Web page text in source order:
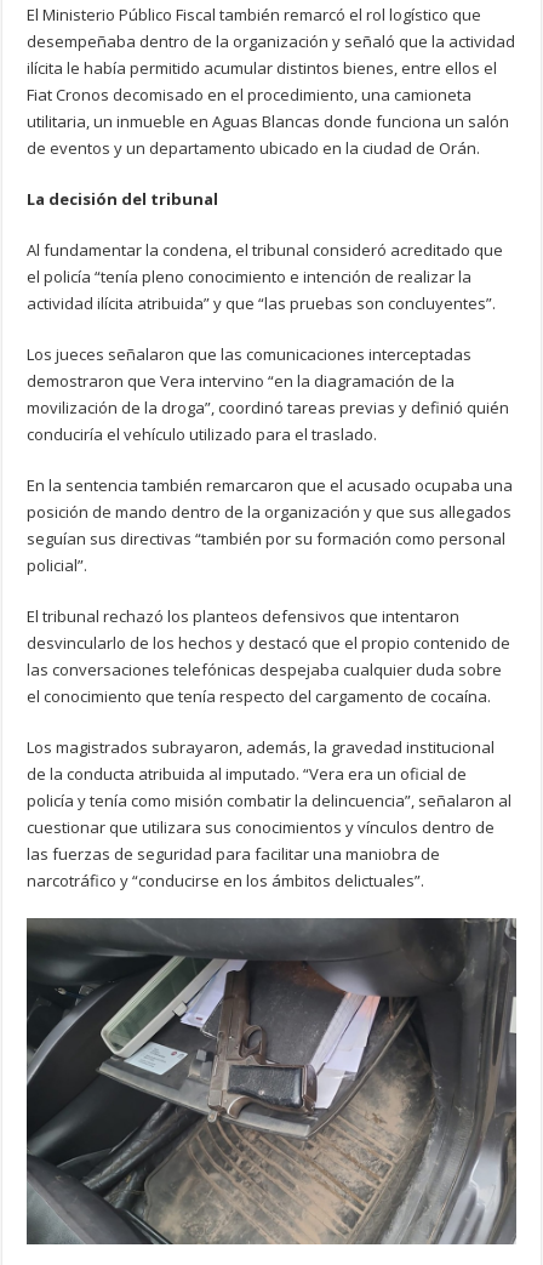
El Ministerio Público Fiscal también remarcó el rol logístico que
desempeñaba dentro de la organización y señaló que la actividad
ilícita le había permitido acumular distintos bienes, entre ellos el
Fiat Cronos decomisado en el procedimiento, una camioneta
utilitaria, un inmueble en Aguas Blancas donde funciona un salón
de eventos y un departamento ubicado en la ciudad de Orán.
La decisión del tribunal
Al fundamentar la condena, el tribunal consideró acreditado que
el policía “tenía pleno conocimiento e intención de realizar la
actividad ilícita atribuida” y que “las pruebas son concluyentes”.
Los jueces señalaron que las comunicaciones interceptadas
demostraron que Vera intervino “en la diagramación de la
movilización de la droga”, coordinó tareas previas y definió quién
conduciría el vehículo utilizado para el traslado.
En la sentencia también remarcaron que el acusado ocupaba una
posición de mando dentro de la organización y que sus allegados
seguían sus directivas “también por su formación como personal
policial”.
El tribunal rechazó los planteos defensivos que intentaron
desvincularlo de los hechos y destacó que el propio contenido de
las conversaciones telefónicas despejaba cualquier duda sobre
el conocimiento que tenía respecto del cargamento de cocaína.
Los magistrados subrayaron, además, la gravedad institucional
de la conducta atribuida al imputado. “Vera era un oficial de
policía y tenía como misión combatir la delincuencia”, señalaron al
cuestionar que utilizara sus conocimientos y vínculos dentro de
las fuerzas de seguridad para facilitar una maniobra de
narcotráfico y “conducirse en los ámbitos delictuales”.